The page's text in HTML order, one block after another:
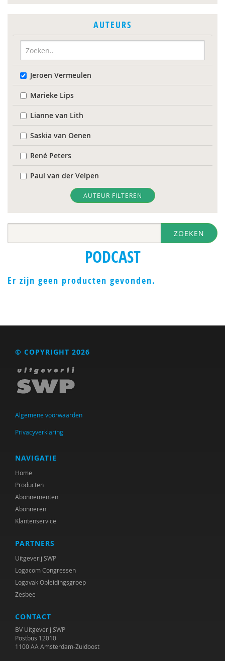
AUTEURS
Jeroen Vermeulen
Marieke Lips
Lianne van Lith
Saskia van Oenen
René Peters
Paul van der Velpen
AUTEUR FILTEREN
ZOEKEN
PODCAST
Er zijn geen producten gevonden.
© COPYRIGHT 2026
Algemene voorwaarden
Privacyverklaring
NAVIGATIE
Home
Producten
Abonnementen
Abonneren
Klantenservice
PARTNERS
Uitgeverij SWP
Logacom Congressen
Logavak Opleidingsgroep
Zesbee
CONTACT
BV Uitgeverij SWP
Postbus 12010
1100 AA Amsterdam-Zuidoost